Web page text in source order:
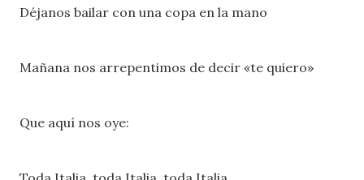
Déjanos bailar con una copa en la mano
Mañana nos arrepentimos de decir «te quiero»
Que aquí nos oye: